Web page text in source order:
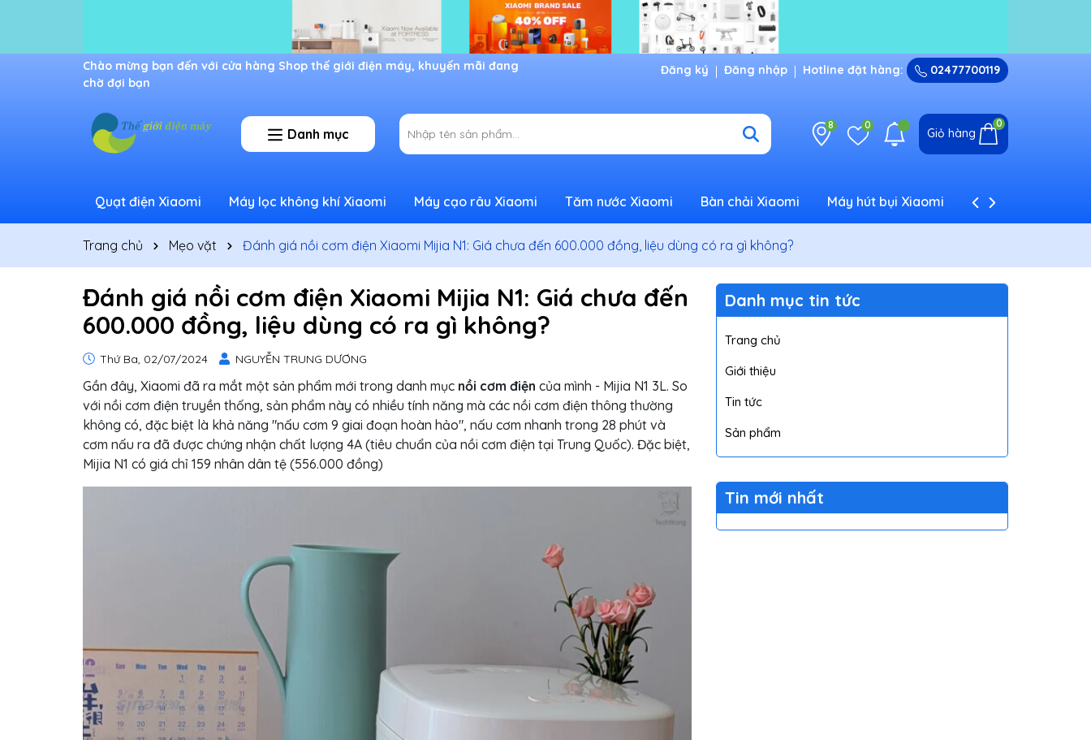
Ưu đãi lớn dành cho thành viên mới Đăng ký Đăng nhập Hotline đặt hàng: 02477700119
Danh mục
8 0
Giỏ hàng
0
Quạt điện Xiaomi Máy lọc không khí Xiaomi Máy cạo râu Xiaomi Tăm nước Xiaomi Bàn chải Xiaomi Máy hút bụi Xiaomi Máy tạo ẩm Xiaomi
Trang chủ Mẹo vặt Đánh giá nồi cơm điện Xiaomi Mijia N1: Giá chưa đến 600.000 đồng, liệu dùng có ra gì không?
Đánh giá nồi cơm điện Xiaomi Mijia N1: Giá chưa đến
600.000 đồng, liệu dùng có ra gì không?
Thứ Ba, 02/07/2024 NGUYỄN TRUNG DƯƠNG
Gần đây, Xiaomi đã ra mắt một sản phẩm mới trong danh mục nồi cơm điện của mình - Mijia N1 3L. So
với nồi cơm điện truyền thống, sản phẩm này có nhiều tính năng mà các nồi cơm điện thông thường
không có, đặc biệt là khả năng "nấu cơm 9 giai đoạn hoàn hảo", nấu cơm nhanh trong 28 phút và
cơm nấu ra đã được chứng nhận chất lượng 4A (tiêu chuẩn của nồi cơm điện tại Trung Quốc). Đặc biệt,
Mijia N1 có giá chỉ 159 nhân dân tệ (556.000 đồng)
Danh mục tin tức
Trang chủ
Giới thiệu
Tin tức
Sản phẩm
Tin mới nhất